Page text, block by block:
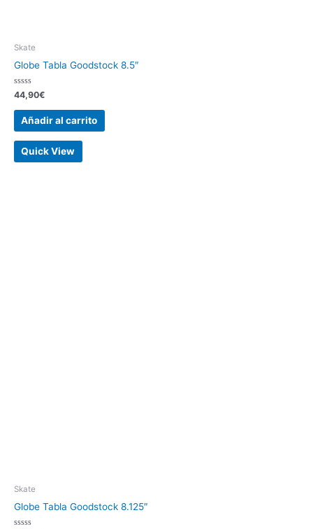
Skate
Globe Tabla Goodstock 8.5″
Valorado
con
0
44,90€
Añadir al carrito
Quick View
Skate
Globe Tabla Goodstock 8.125″